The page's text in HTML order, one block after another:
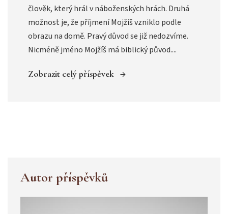
člověk, který hrál v náboženských hrách. Druhá
možnost je, že příjmení Mojžíš vzniklo podle
obrazu na domě. Pravý důvod se již nedozvíme.
Nicméně jméno Mojžíš má biblický původ....
Zobrazit celý příspěvek
Autor příspěvků